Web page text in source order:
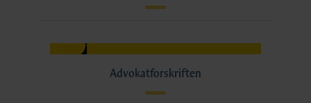
Advokatforskriften